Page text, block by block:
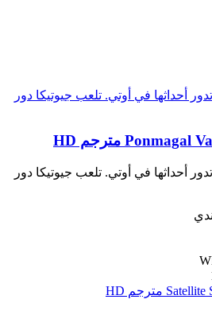
أحداثها في أوتي. تلعب جيوتيكا دور
أحداثها في أوتي. تلعب جيوتيكا دور